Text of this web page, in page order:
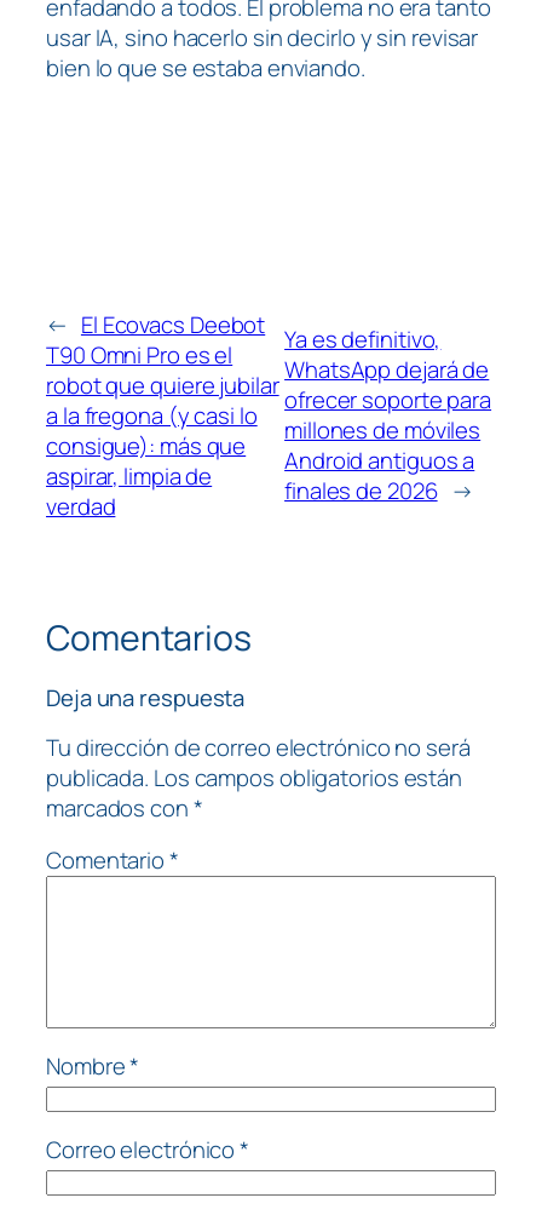
enfadando a todos. El problema no era tanto
usar IA, sino hacerlo sin decirlo y sin revisar
bien lo que se estaba enviando.
← El Ecovacs Deebot
T90 Omni Pro es el
robot que quiere jubilar
a la fregona (y casi lo
consigue): más que
aspirar, limpia de
verdad
Ya es definitivo,
WhatsApp dejará de
ofrecer soporte para
millones de móviles
Android antiguos a
finales de 2026 →
Comentarios
Deja una respuesta
Tu dirección de correo electrónico no será
publicada. Los campos obligatorios están
marcados con*
Comentario*
Nombre*
Correo electrónico*